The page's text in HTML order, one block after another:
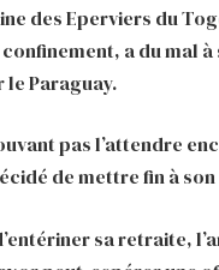
des Eperviers du
a du mal
Paraguay.
pas l’attendre
de mettre fin à
sa retraite,